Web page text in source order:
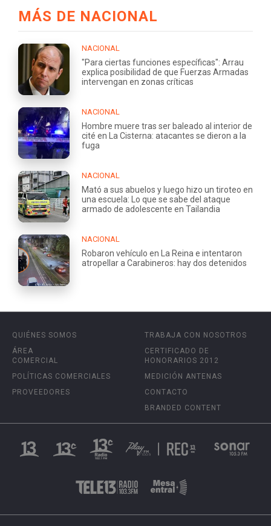
MÁS DE NACIONAL
NACIONAL
"Para ciertas funciones específicas": Arrau
explica posibilidad de que Fuerzas Armadas
intervengan en zonas críticas
NACIONAL
Hombre muere tras ser baleado al interior de
cité en La Cisterna: atacantes se dieron a la
fuga
NACIONAL
Mató a sus abuelos y luego hizo un tiroteo en
una escuela: Lo que se sabe del ataque
armado de adolescente en Tailandia
NACIONAL
Robaron vehículo en La Reina e intentaron
atropellar a Carabineros: hay dos detenidos
QUIÉNES SOMOS
ÁREA
COMERCIAL
POLÍTICAS COMERCIALES
PROVEEDORES
TRABAJA CON NOSOTROS
CERTIFICADO DE
HONORARIOS 2012
MEDICIÓN ANTENAS
CONTACTO
BRANDED CONTENT